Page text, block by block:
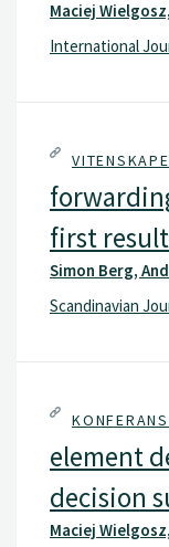
økonomisk
med tanke på
Maciej
International
first
Simon Berg,
Scandinavian
element
decision
Maciej